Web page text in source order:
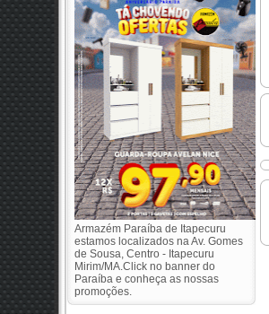
Armazém Paraíba de Itapecuru
estamos localizados na Av. Gomes
de Sousa, Centro - Itapecuru
Mirim/MA.Click no banner do
Paraíba e conheça as nossas
promoções.